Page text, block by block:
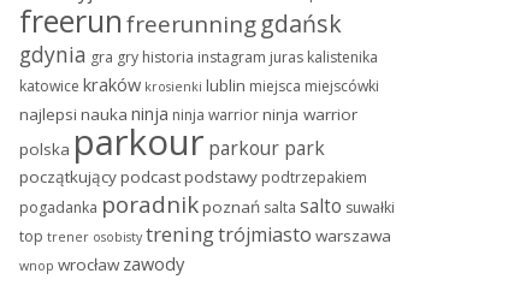
freerun freerunninggdańsk
gdynia gra gry historia instagram juras kalistenika
katowice kraków krosienki lublin miejsca miejscówki
najlepsi nauka ninja ninja warrior ninja warrior
polska parkour parkour park
początkującypodcastpodstawy podtrzepakiem
pogadanka poradnikpoznań salta salto suwałki
top trener osobisty treningtrójmiasto warszawa
wnop wrocławzawody